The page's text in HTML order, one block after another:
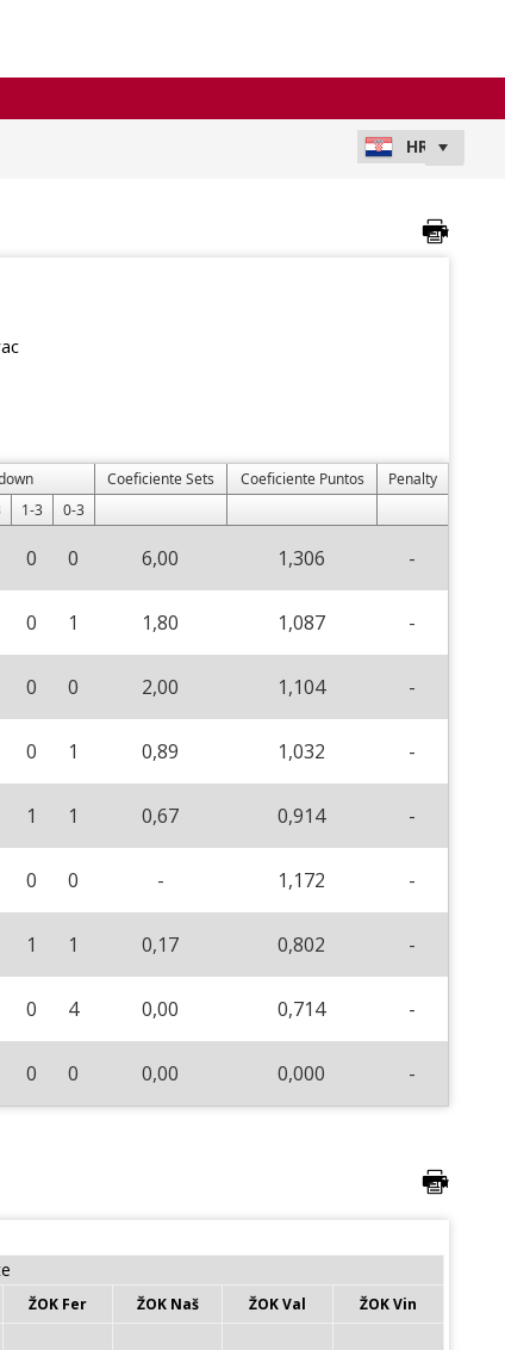
Coeficiente Sets Coeficiente Puntos
Penalty
1-3 0-3
0 0 6,00 1,306 -
0 1 1,80 1,087 -
0 0 2,00 1,104 -
0 1 0,89 1,032 -
1 1 0,67 0,914 -
0 0 - 1,172 -
1 1 0,17 0,802 -
0 4 0,00 0,714 -
0 0 0,00 0,000 -
ŽOK Fer ŽOK Naš ŽOK Val ŽOK Vin